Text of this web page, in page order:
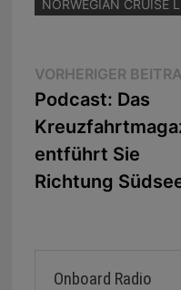
NORWEGIAN CRUISE
VORHERIGER
Podcast: Das
entführt Sie
Richtung
Onboard Radio